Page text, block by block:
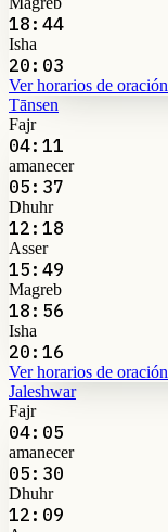
18:44
Isha
20:03
Ver horarios de oración
Tānsen
Fajr
04:11
amanecer
05:37
Dhuhr
12:18
Asser
15:49
Magreb
18:56
Isha
20:16
Ver horarios de oración
Jaleshwar
Fajr
04:05
amanecer
05:30
Dhuhr
12:09